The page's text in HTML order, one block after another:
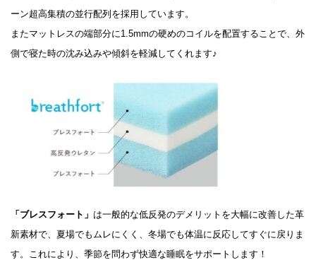
ーン超高集積の並行配列を採用しています。
またマットレスの端部分に1.5mmの硬めのコイルを配置することで、外
側で寝た時の沈み込みや傾斜を軽減してくれます♪
「ブレスフォート」 は一般的な低反発のデメリットを大幅に改善した革
新素材で、夏場でもムレにくく、冬場でも体温に反応してすぐに戻りま
す。これにより、季節を問わず快適な睡眠をサポートします！